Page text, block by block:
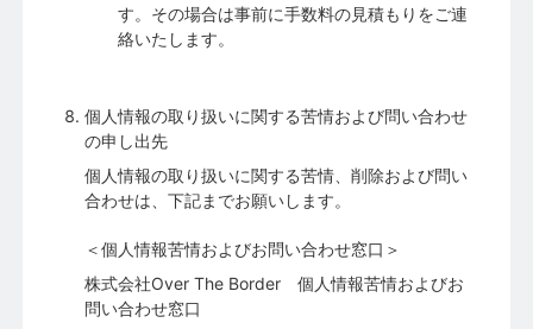
す。その場合は事前に手数料の見積もりをご連
絡いたします。
個人情報の取り扱いに関する苦情および問い合わせ
の申し出先
個人情報の取り扱いに関する苦情、削除および問い
合わせは、下記までお願いします。
＜個人情報苦情およびお問い合わせ窓口＞
株式会社Over The Border 個人情報苦情およびお
問い合わせ窓口